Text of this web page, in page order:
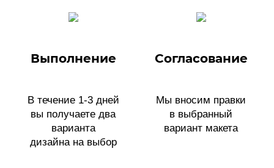
Выполнение
В течение 1-3 дней
вы получаете два
варианта
дизайна на выбор
Согласование
Мы вносим правки
в выбранный
вариант макета